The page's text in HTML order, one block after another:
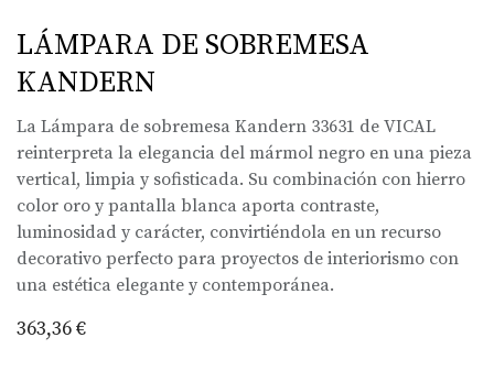
LÁMPARA DE SOBREMESA
KANDERN
La Lámpara de sobremesa Kandern 33631 de VICAL
reinterpreta la elegancia del mármol negro en una pieza
vertical, limpia y sofisticada. Su combinación con hierro
color oro y pantalla blanca aporta contraste,
luminosidad y carácter, convirtiéndola en un recurso
decorativo perfecto para proyectos de interiorismo con
una estética elegante y contemporánea.
363,36€